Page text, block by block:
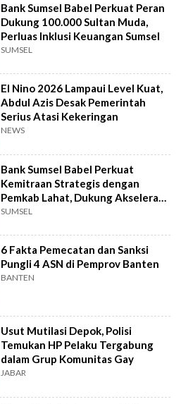
Bank Sumsel Babel Perkuat Peran
Dukung 100.000 Sultan Muda,
Perluas Inklusi Keuangan Sumsel
SUMSEL
El Nino 2026 Lampaui Level Kuat,
Abdul Azis Desak Pemerintah
Serius Atasi Kekeringan
NEWS
Bank Sumsel Babel Perkuat
Kemitraan Strategis dengan
Pemkab Lahat, Dukung Akselerasi
Ekonomi Daerah
SUMSEL
6 Fakta Pemecatan dan Sanksi
Pungli 4 ASN di Pemprov Banten
BANTEN
Usut Mutilasi Depok, Polisi
Temukan HP Pelaku Tergabung
dalam Grup Komunitas Gay
JABAR